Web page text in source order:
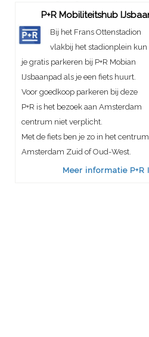
P+R Mobiliteitshub
Bij het Frans Ottenstadion
vlakbij het stadionplein kun
je gratis parkeren bij P+R Mobian
IJsbaanpad als je een fiets huurt.
Voor goedkoop parkeren bij deze
P+R is het bezoek aan Amsterdam
centrum niet verplicht.
Met de fiets ben je zo in het
Amsterdam Zuid of Oud-West.
Meer informatie P+R